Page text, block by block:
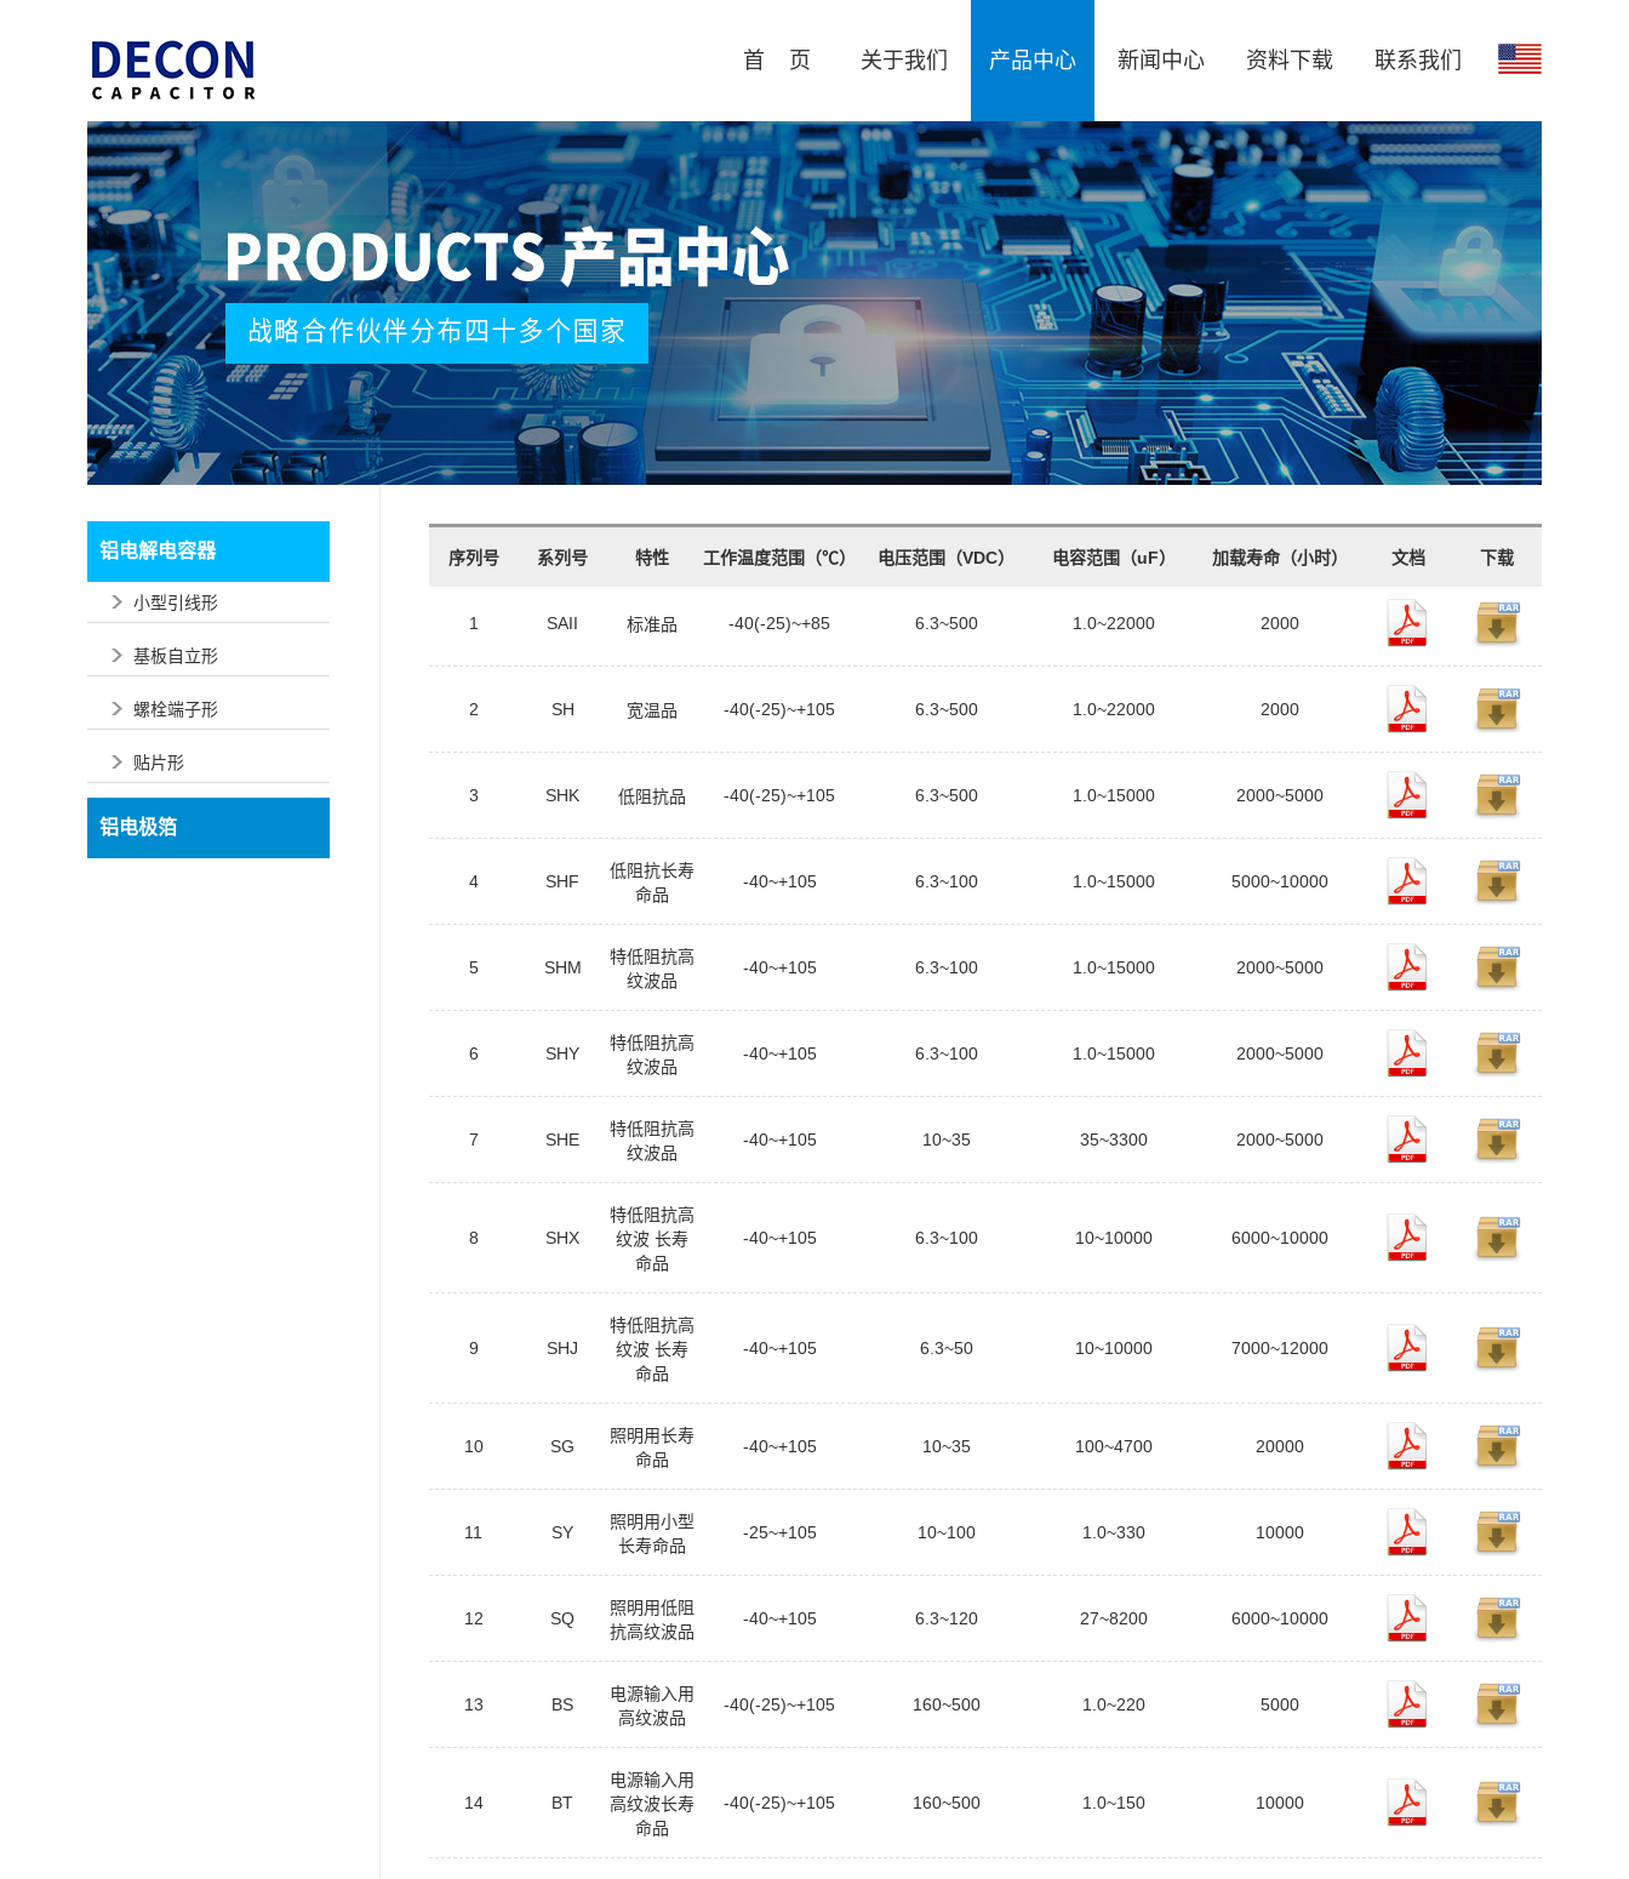
首 页 关于我们 产品中心 新闻中心 资料下载 联系我们
铝电解电容器
小型引线形
基板自立形
螺栓端子形
贴片形
铝电极箔
序列号 系列号 特性 工作温度范围（℃） 电压范围（VDC） 电容范围（uF） 加载寿命（小时） 文档 下载
1 SAII 标准品 -40(-25)~+85 6.3~500 1.0~22000 2000
2 SH 宽温品 -40(-25)~+105 6.3~500 1.0~22000 2000
3 SHK 低阻抗品 -40(-25)~+105 6.3~500 1.0~15000 2000~5000
4 SHF
低阻抗长寿
命品
-40~+105 6.3~100 1.0~15000 5000~10000
5 SHM
特低阻抗高
纹波品
-40~+105 6.3~100 1.0~15000 2000~5000
6 SHY
特低阻抗高
纹波品
-40~+105 6.3~100 1.0~15000 2000~5000
7 SHE
特低阻抗高
纹波品
-40~+105 10~35 35~3300 2000~5000
8 SHX
特低阻抗高
纹波 长寿
命品
-40~+105 6.3~100 10~10000 6000~10000
9 SHJ
特低阻抗高
纹波 长寿
命品
-40~+105 6.3~50 10~10000 7000~12000
10 SG
照明用长寿
命品
-40~+105 10~35 100~4700 20000
11 SY
照明用小型
长寿命品
-25~+105 10~100 1.0~330 10000
12 SQ
照明用低阻
抗高纹波品
-40~+105 6.3~120 27~8200 6000~10000
13 BS
电源输入用
高纹波品
-40(-25)~+105 160~500 1.0~220 5000
14 BT
电源输入用
高纹波长寿
命品
-40(-25)~+105 160~500 1.0~150 10000